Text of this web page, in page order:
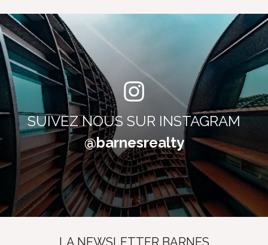
SUIVEZ NOUS SUR INSTAGRAM
@barnesrealty
LA NEWSLETTER BARNES